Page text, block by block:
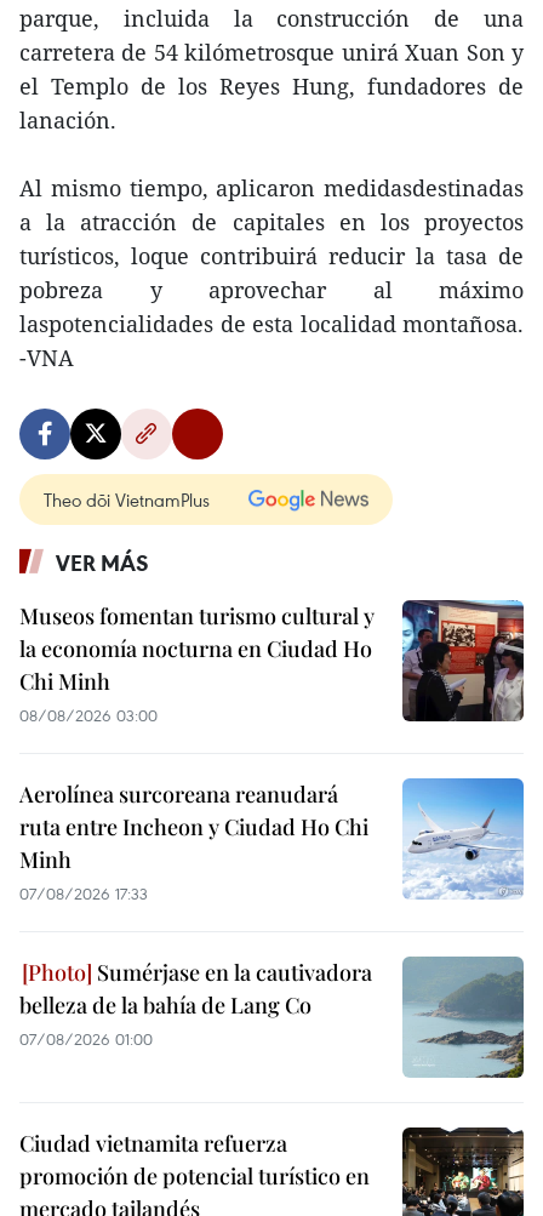
parque, incluida la construcción de una
carretera de 54 kilómetrosque unirá Xuan Son y
el Templo de los Reyes Hung, fundadores de
lanación.
Al mismo tiempo, aplicaron medidasdestinadas
a la atracción de capitales en los proyectos
turísticos, loque contribuirá reducir la tasa de
pobreza y aprovechar al máximo
laspotencialidades de esta localidad montañosa.
-VNA
Theo dõi VietnamPlus
VER MÁS
Museos fomentan turismo cultural y
la economía nocturna en Ciudad Ho
Chi Minh
08/08/2026 03:00
Aerolínea surcoreana reanudará
ruta entre Incheon y Ciudad Ho Chi
Minh
07/08/2026 17:33
Sumérjase en la cautivadora
belleza de la bahía de Lang Co
07/08/2026 01:00
Ciudad vietnamita refuerza
promoción de potencial turístico en
mercado tailandés